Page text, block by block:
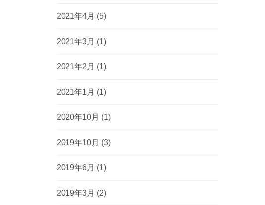
2021年4月 (5)
2021年3月 (1)
2021年2月 (1)
2021年1月 (1)
2020年10月 (1)
2019年10月 (3)
2019年6月 (1)
2019年3月 (2)